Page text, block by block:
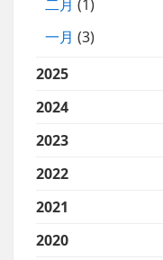
二月 (1)
一月 (3)
2025
2024
2023
2022
2021
2020